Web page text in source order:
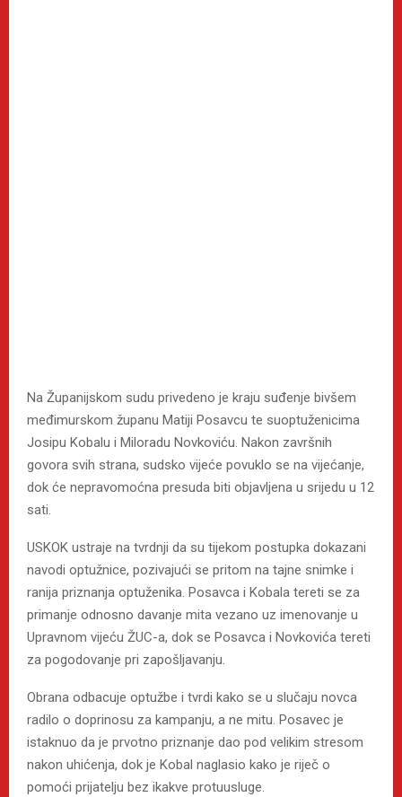
Na Županijskom sudu privedeno je kraju suđenje bivšem
međimurskom županu Matiji Posavcu te suoptuženicima
Josipu Kobalu i Miloradu Novkoviću. Nakon završnih
govora svih strana, sudsko vijeće povuklo se na vijećanje,
dok će nepravomoćna presuda biti objavljena u srijedu u 12
sati.
USKOK ustraje na tvrdnji da su tijekom postupka dokazani
navodi optužnice, pozivajući se pritom na tajne snimke i
ranija priznanja optuženika. Posavca i Kobala tereti se za
primanje odnosno davanje mita vezano uz imenovanje u
Upravnom vijeću ŽUC-a, dok se Posavca i Novkovića tereti
za pogodovanje pri zapošljavanju.
Obrana odbacuje optužbe i tvrdi kako se u slučaju novca
radilo o doprinosu za kampanju, a ne mitu. Posavec je
istaknuo da je prvotno priznanje dao pod velikim stresom
nakon uhićenja, dok je Kobal naglasio kako je riječ o
pomoći prijatelju bez ikakve protuusluge.